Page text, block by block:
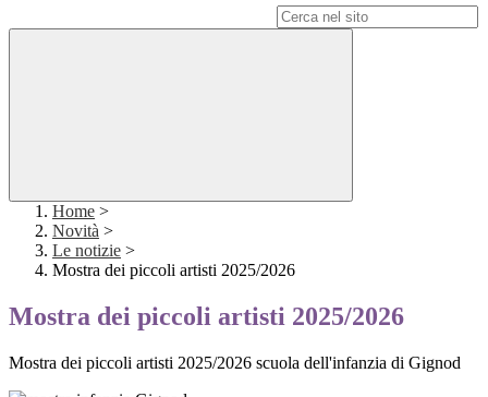
Home >
Novità >
Le notizie >
Mostra dei piccoli artisti 2025/2026
Mostra dei piccoli artisti 2025/2026
Mostra dei piccoli artisti 2025/2026 scuola dell'infanzia di Gignod